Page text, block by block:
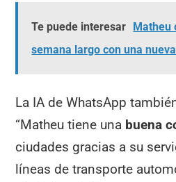
Te puede interesar Matheu
semana largo con una
La IA de WhatsApp
“Matheu tiene una buena
ciudades gracias a su
líneas de transporte